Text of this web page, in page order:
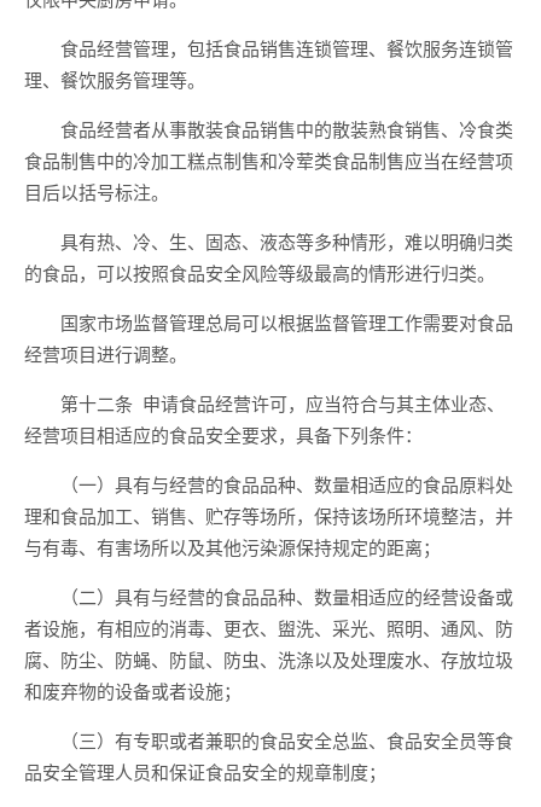
食品经营管理，包括食品销售连锁管理、餐饮服务连锁管
理、餐饮服务管理等。
食品经营者从事散装食品销售中的散装熟食销售、冷食类
食品制售中的冷加工糕点制售和冷荤类食品制售应当在经营项
目后以括号标注。
具有热、冷、生、固态、液态等多种情形，难以明确归类
的食品，可以按照食品安全风险等级最高的情形进行归类。
国家市场监督管理总局可以根据监督管理工作需要对食品
经营项目进行调整。
第十二条 申请食品经营许可，应当符合与其主体业态、
经营项目相适应的食品安全要求，具备下列条件：
（一）具有与经营的食品品种、数量相适应的食品原料处
理和食品加工、销售、贮存等场所，保持该场所环境整洁，并
与有毒、有害场所以及其他污染源保持规定的距离；
（二）具有与经营的食品品种、数量相适应的经营设备或
者设施，有相应的消毒、更衣、盥洗、采光、照明、通风、防
腐、防尘、防蝇、防鼠、防虫、洗涤以及处理废水、存放垃圾
和废弃物的设备或者设施；
（三）有专职或者兼职的食品安全总监、食品安全员等食
品安全管理人员和保证食品安全的规章制度；